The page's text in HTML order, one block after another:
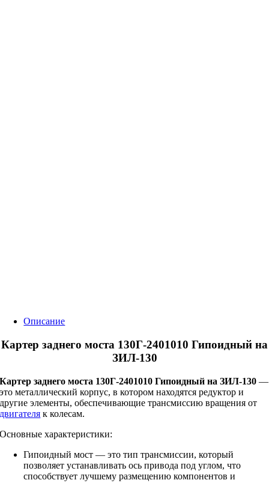
Описание
Картер заднего моста 130Г-2401010 Гипоидный на
ЗИЛ-130
Картер заднего моста 130Г-2401010 Гипоидный на ЗИЛ-130 —
это металлический корпус, в котором находятся редуктор и
другие элементы, обеспечивающие трансмиссию вращения от
двигателя к колесам.
Основные характеристики:
Гипоидный мост — это тип трансмиссии, который
позволяет устанавливать ось привода под углом, что
способствует лучшему размещению компонентов и